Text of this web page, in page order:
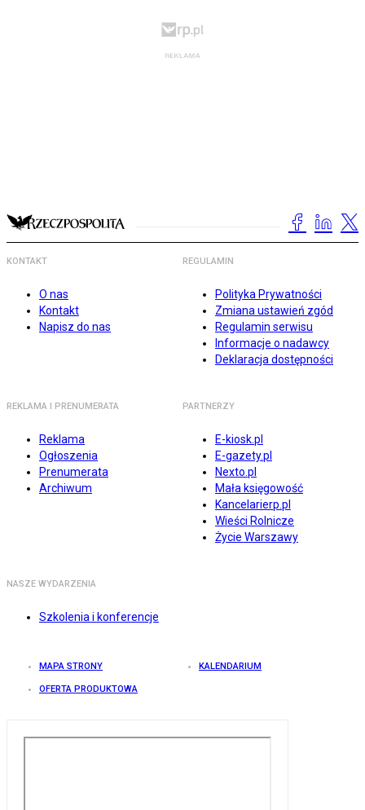
KONTAKT
O nas
Kontakt
Napisz do nas
REGULAMIN
Polityka Prywatności
Zmiana ustawień zgód
Regulamin serwisu
Informacje o nadawcy
Deklaracja dostępności
REKLAMA I PRENUMERATA
Reklama
Ogłoszenia
Prenumerata
Archiwum
PARTNERZY
E-kiosk.pl
E-gazety.pl
Nexto.pl
Mała księgowość
Kancelarierp.pl
Wieści Rolnicze
Życie Warszawy
NASZE WYDARZENIA
Szkolenia i konferencje
MAPA STRONY KALENDARIUM
OFERTA PRODUKTOWA